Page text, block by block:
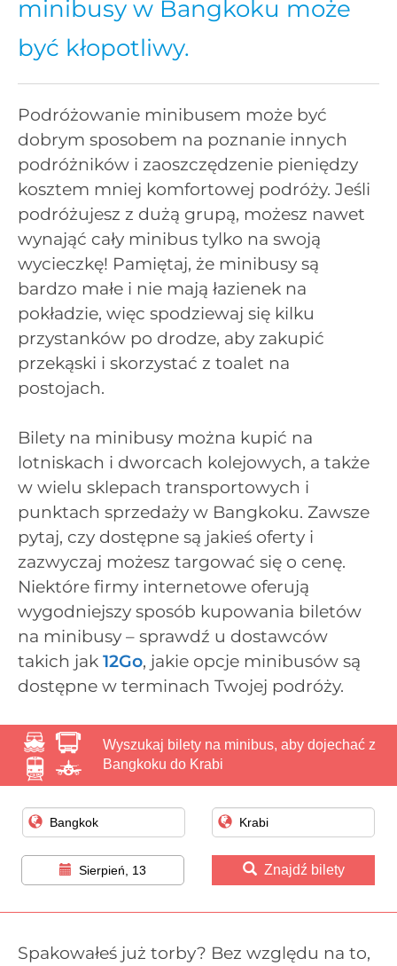
minibusy w Bangkoku może
być kłopotliwy.
Podróżowanie minibusem może być
dobrym sposobem na poznanie innych
podróżników i zaoszczędzenie pieniędzy
kosztem mniej komfortowej podróży. Jeśli
podróżujesz z dużą grupą, możesz nawet
wynająć cały minibus tylko na swoją
wycieczkę! Pamiętaj, że minibusy są
bardzo małe i nie mają łazienek na
pokładzie, więc spodziewaj się kilku
przystanków po drodze, aby zakupić
przekąski i skorzystać z toalet na
postojach.
Bilety na minibusy można kupić na
lotniskach i dworcach kolejowych, a także
w wielu sklepach transportowych i
punktach sprzedaży w Bangkoku. Zawsze
pytaj, czy dostępne są jakieś oferty i
zazwyczaj możesz targować się o cenę.
Niektóre firmy internetowe oferują
wygodniejszy sposób kupowania biletów
na minibusy – sprawdź u dostawców
takich jak 12Go, jakie opcje minibusów są
dostępne w terminach Twojej podróży.
Wyszukaj bilety na minibus, aby dojechać z
Bangkoku do Krabi
Sierpień, 13 Znajdź bilety
Spakowałeś już torby? Bez względu na to,